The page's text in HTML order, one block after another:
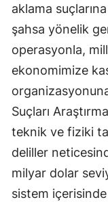
aklama
şahsa yönelik
operasyonla,
ekonomimize
Suçları
teknik ve fiziki
deliller
milyar dolar
sistem içerisinde